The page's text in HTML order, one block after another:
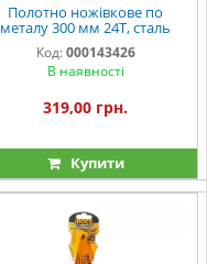
Полотно ножівкове по
металу 300 мм 24Т, сталь
M42+D6A (5 шт.) INGCO
INDUSTRIAL
Код: 000143426
В наявності
319,00 грн.
Купити